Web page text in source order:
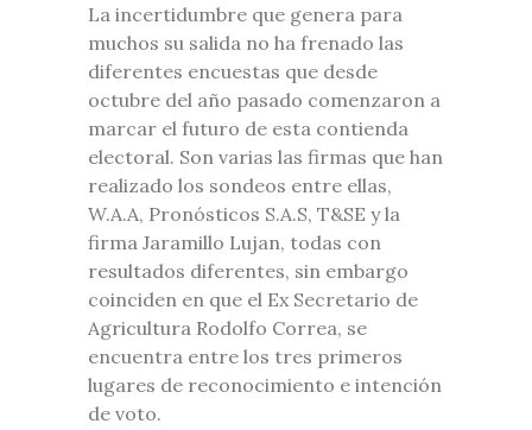
La incertidumbre que genera para
muchos su salida no ha frenado las
diferentes encuestas que desde
octubre del año pasado comenzaron a
marcar el futuro de esta contienda
electoral. Son varias las firmas que han
realizado los sondeos entre ellas,
W.A.A, Pronósticos S.A.S, T&SE y la
firma Jaramillo Lujan, todas con
resultados diferentes, sin embargo
coinciden en que el Ex Secretario de
Agricultura Rodolfo Correa, se
encuentra entre los tres primeros
lugares de reconocimiento e intención
de voto.